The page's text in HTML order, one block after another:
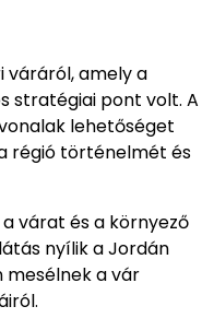
váráról, amely a
stratégiai pont volt. A
lehetőséget
régió történelmét és
várat és a környező
nyílik a Jordán
mesélnek a vár